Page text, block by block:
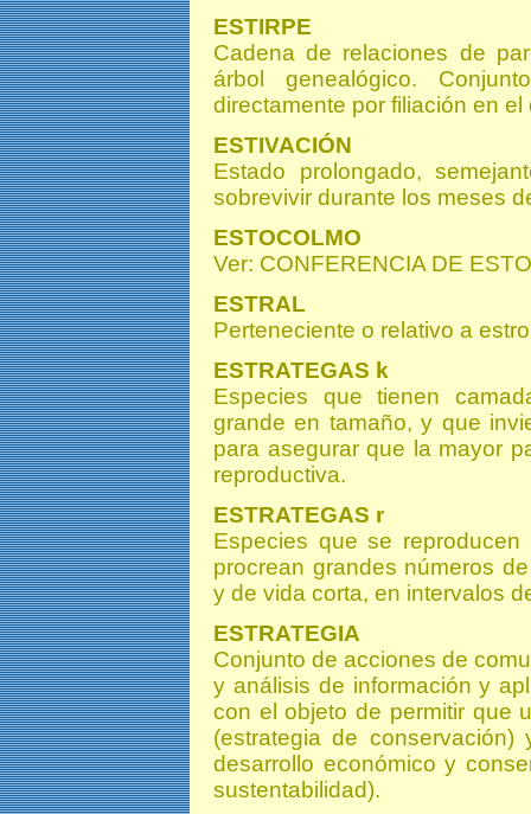
ESTIRPE
Cadena de relaciones de
árbol genealógico.
directamente por filiación en
ESTIVACIÓN
Estado prolongado,
sobrevivir durante los meses
ESTOCOLMO
Ver: CONFERENCIA DE
ESTRAL
Perteneciente o relativo a estro
ESTRATEGAS k
Especies que tienen
grande en tamaño, y que
para asegurar que la mayor
reproductiva.
ESTRATEGAS r
Especies que se
procrean grandes números
y de vida corta, en intervalos
ESTRATEGIA
Conjunto de acciones de
y análisis de información y
con el objeto de permitir que
(estrategia de
desarrollo económico y
sustentabilidad).